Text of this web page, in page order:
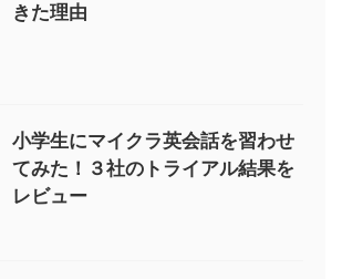
きた理由
小学生にマイクラ英会話を習わせ
てみた！３社のトライアル結果を
レビュー